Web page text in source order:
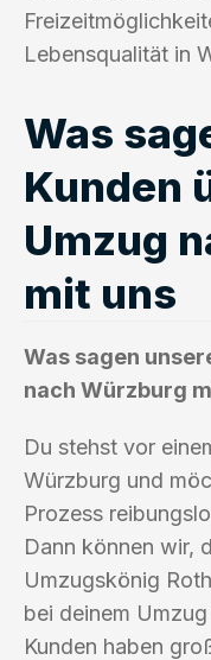
Lebensqualität in
Was
Kunden
Umzug
mit uns
Was sagen
nach Würzburg
Du stehst vor
Würzburg und
Prozess
Dann können wir,
Umzugskönig
bei deinem
Kunden haben